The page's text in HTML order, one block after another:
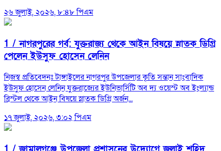
২৬ জুলাই, ২০২৬, ৮:৪৮ পিএম
1 /নাগরপুরের গর্ব: যুক্তরাজ্য থেকে আইন বিষয়ে স্নাতক ডিগ্রি
পেলেন ইউসুফ হোসেন লেনিন
নিজস্ব প্রতিবেদনঃ টাঙ্গাইলের নাগরপুর উপজেলার কৃতি সন্তান সাংবাদিক
ইউসুফ হোসেন লেনিন যুক্তরাজ্যের ইউনিভার্সিটি অব দ্য ওয়েস্ট অব ইংল্যান্ড
ব্রিস্টল থেকে আইন বিষয়ে স্নাতক ডিগ্রি অর্জন...
১৭ জুলাই, ২০২৬, ৩:০২ পিএম